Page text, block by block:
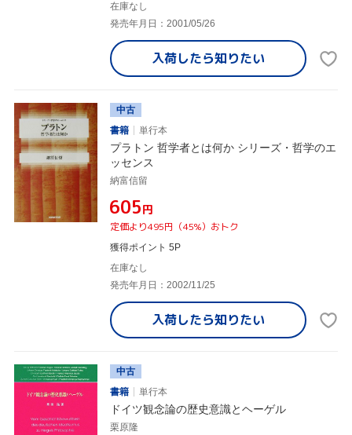
在庫なし
発売年月日：2001/05/26
入荷したら知りたい
中古
書籍
単行本
プラトン 哲学者とは何か シリーズ・哲学のエ
ッセンス
納富信留
¥605円
定価より495円（45%）おトク
獲得ポイント 5P
在庫なし
発売年月日：2002/11/25
入荷したら知りたい
中古
書籍
単行本
ドイツ観念論の歴史意識とヘーゲル
栗原隆